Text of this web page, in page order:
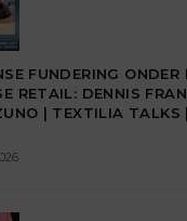
FUNDERING ONDER
RETAIL: DENNIS
| TEXTILIA TALKS